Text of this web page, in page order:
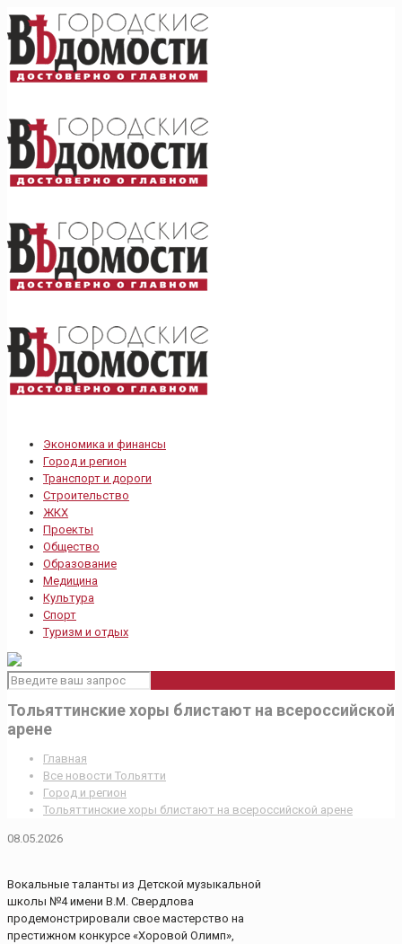
Экономика и финансы
Город и регион
Транспорт и дороги
Строительство
ЖКХ
Проекты
Общество
Образование
Медицина
Культура
Спорт
Туризм и отдых
Тольяттинские хоры блистают на всероссийской
арене
Главная
Все новости Тольятти
Город и регион
Тольяттинские хоры блистают на всероссийской арене
08.05.2026
Вокальные таланты из Детской музыкальной
школы №4 имени В.М. Свердлова
продемонстрировали свое мастерство на
престижном конкурсе «Хоровой Олимп»,